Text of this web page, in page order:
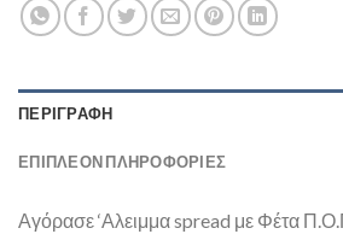
ΠΕΡΙΓΡΑΦΉ
ΕΠΙΠΛΈΟΝ ΠΛΗΡΟΦΟΡΊΕΣ
Αγόρασε ‘Αλειμμα spread με Φέτα